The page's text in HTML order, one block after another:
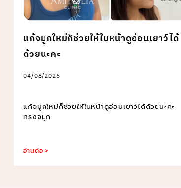
แก้จมูกใหม่ก็ช่วยให้ใบหน้าดูอ่อนเยาว์ได้
ด้วยนะคะ
04/08/2026
แก้จมูกใหม่ก็ช่วยให้ใบหน้าดูอ่อนเยาว์ได้ด้วยนะคะ
ทรงจมูก
อ่านต่อ >